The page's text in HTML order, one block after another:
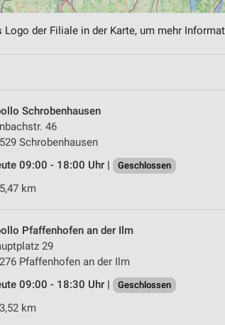
Logo der Filiale in der Karte, um mehr
Schrobenhausen
46
Schrobenhausen
09:00 - 18:00 Uhr |
Geschlossen
km
Pfaffenhofen an der Ilm
29
Pfaffenhofen an der Ilm
09:00 - 18:30 Uhr |
Geschlossen
km